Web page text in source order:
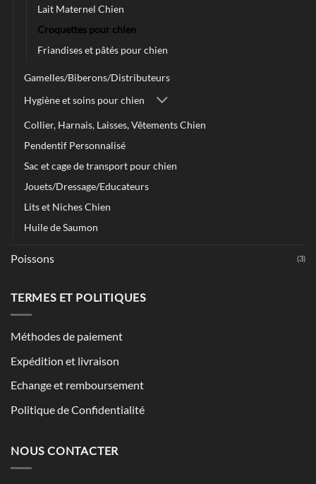
Lait Maternel Chien
Croquettes pour chien
Friandises et pâtés pour chien
Gamelles/Biberons/Distributeurs
Hygiène et soins pour chien
Collier, Harnais, Laisses, Vêtements Chien
Pendentif Personnalisé
Sac et cage de transport pour chien
Jouets/Dressage/Educateurs
Lits et Niches Chien
Huile de Saumon
Poissons (3)
TERMES ET POLITIQUES
Méthodes de paiement
Expédition et livraison
Echange et remboursement
Politique de Confidentialité
NOUS CONTACTER